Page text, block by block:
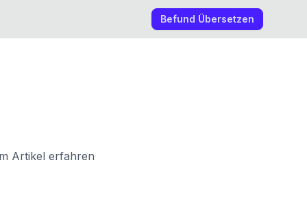
Befund Übersetzen
Artikel erfahren